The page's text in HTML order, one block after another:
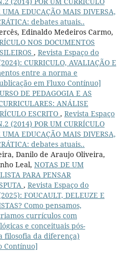
UMA EDUCAÇÃO MAIS DIVERSA,
debates atuais..
Edinaldo Medeiros Carmo,
NOS DOCUMENTOS
, Revista Espaço do
CURRICULO, AVALIAÇÃO E
entre a norma e
em Fluxo Contínuo]
DE PEDAGOGIA E AS
ANÁLISE
ESCRITO , Revista Espaço
(2014) POR UM CURRÍCULO
UMA EDUCAÇÃO MAIS DIVERSA,
debates atuais..
Danilo de Araujo Oliveira,
Leal, NOTAS DE UM
PARA PENSAR
, Revista Espaço do
FOUCAULT, DELEUZE E
Como pensamos,
currículos com
e conceituais pós-
filosofia da diferença)
Contínuo]